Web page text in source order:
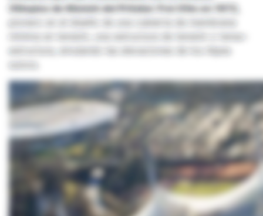
Olímpico de Múnich del Pritzker Frei Otto en 1972,
pionero en el diseño de una cubierta de membrana
mínima en tensión, una estructura de tensión o tenso-
estructura, emulando las elevaciones de los Alpes